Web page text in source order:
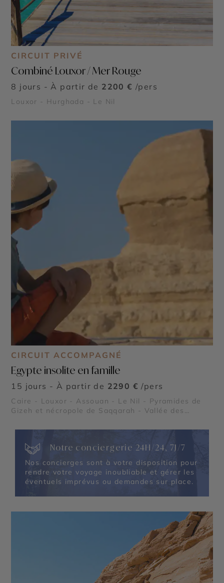
CIRCUIT PRIVÉ
Combiné Louxor / Mer Rouge
8 jours - À partir de 2200 € /pers
Louxor - Hurghada - Le Nil
CIRCUIT ACCOMPAGNÉ
Egypte insolite en famille
15 jours - À partir de 2290 € /pers
Caire - Louxor - Assouan - Le Nil - Pyramides de
Gizeh et nécropole de Saqqarah - Vallée des
Notre conciergerie 24H/24, 7J/7
Nos concierges sont à votre disposition pour
rendre votre voyage inoubliable et gérer les
éventuels imprévus ou demandes sur place.